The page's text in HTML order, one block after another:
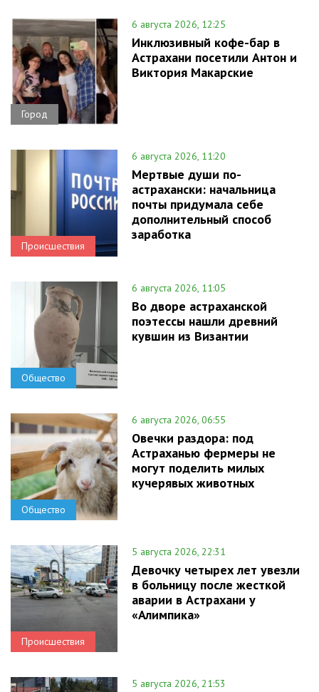
Город
6 августа 2026, 12:25
Инклюзивный кофе-бар в
Астрахани посетили Антон и
Виктория Макарские
Происшествия
6 августа 2026, 11:20
Мертвые души по-
астрахански: начальница
почты придумала себе
дополнительный способ
заработка
Общество
6 августа 2026, 11:05
Во дворе астраханской
поэтессы нашли древний
кувшин из Византии
Общество
6 августа 2026, 06:55
Овечки раздора: под
Астраханью фермеры не
могут поделить милых
кучерявых животных
Происшествия
5 августа 2026, 22:31
Девочку четырех лет увезли
в больницу после жесткой
аварии в Астрахани у
«Алимпика»
5 августа 2026, 21:53